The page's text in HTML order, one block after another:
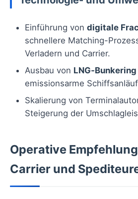
Einführung von digitale
schnellere Matching-
Verladern und Carrier.
Ausbau von LNG‑Bunkering
emissionsarme
Skalierung von
Steigerung der
Operative
Carrier und